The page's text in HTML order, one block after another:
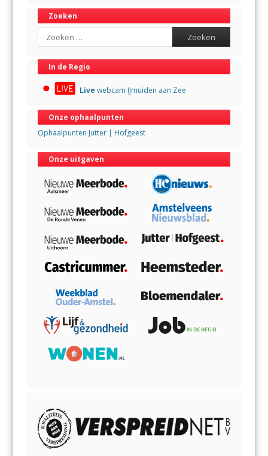
Zoeken
Search
In de Regio
Live webcam IJmuiden aan Zee
Onze ophaalpunten
Ophaalpunten Jutter | Hofgeest
Onze uitgaven